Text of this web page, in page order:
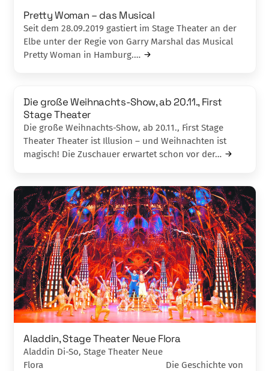
Pretty Woman – das Musical
Seit dem 28.09.2019 gastiert im Stage Theater an der
Elbe unter der Regie von Garry Marshal das Musical
Pretty Woman in Hamburg.…
Die große Weihnachts-Show, ab 20.11., First
Stage Theater
Die große Weihnachts-Show, ab 20.11., First Stage
Theater Theater ist Illusion – und Weihnachten ist
magisch! Die Zuschauer erwartet schon vor der…
Aladdin, Stage Theater Neue Flora
Aladdin Di-So, Stage Theater Neue
Flora Die Geschichte von